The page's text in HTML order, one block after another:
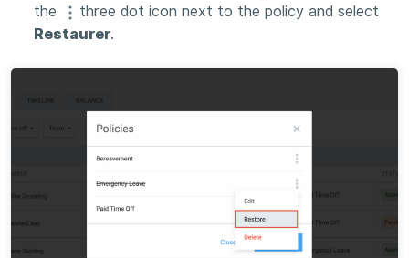
the
three dot icon next to the policy and select
Restaurer.